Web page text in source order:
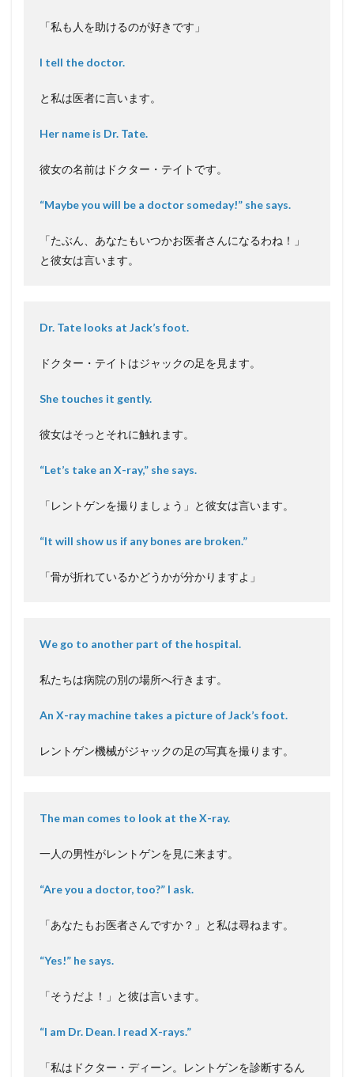
「私も人を助けるのが好きです」
I tell the doctor.
と私は医者に言います。
Her name is Dr. Tate.
彼女の名前はドクター・テイトです。
“Maybe you will be a doctor someday!” she says.
「たぶん、あなたもいつかお医者さんになるわね！」
と彼女は言います。
Dr. Tate looks at Jack’s foot.
ドクター・テイトはジャックの足を見ます。
She touches it gently.
彼女はそっとそれに触れます。
“Let’s take an X-ray,” she says.
「レントゲンを撮りましょう」と彼女は言います。
“It will show us if any bones are broken.”
「骨が折れているかどうかが分かりますよ」
We go to another part of the hospital.
私たちは病院の別の場所へ行きます。
An X-ray machine takes a picture of Jack’s foot.
レントゲン機械がジャックの足の写真を撮ります。
The man comes to look at the X-ray.
一人の男性がレントゲンを見に来ます。
“Are you a doctor, too?” I ask.
「あなたもお医者さんですか？」と私は尋ねます。
“Yes!” he says.
「そうだよ！」と彼は言います。
“I am Dr. Dean. I read X-rays.”
「私はドクター・ディーン。レントゲンを診断するん